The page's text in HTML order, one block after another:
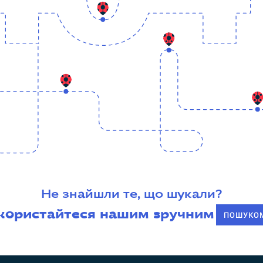
Не знайшли те, що шукали?
нашим зручним